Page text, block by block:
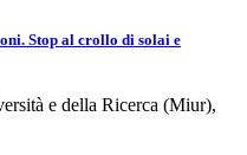
Stop al crollo di solai e
e della Ricerca (Miur),